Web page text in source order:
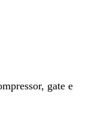
gate e